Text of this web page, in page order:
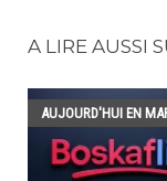
A LIRE AUSSI
AUJOURD'HUI EN